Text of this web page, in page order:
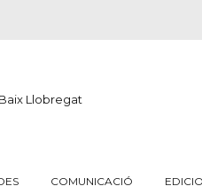
COMUNICACIÓ